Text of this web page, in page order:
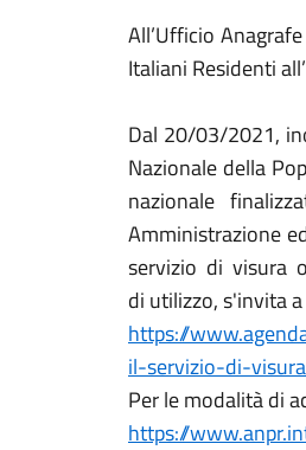
All’Ufficio
Italiani Residenti
Dal 20/03/2021,
Nazionale della
nazionale
Amministrazione
servizio di visura
di utilizzo, s'invita
https://
il-servizio-di-
Per le modalità di
https://